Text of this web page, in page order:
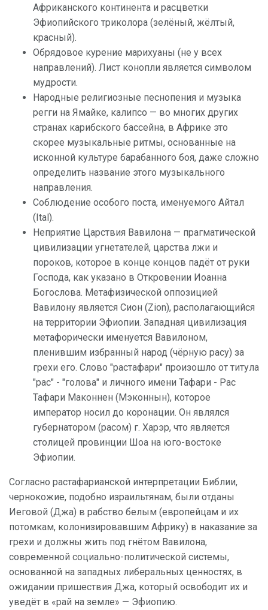
Африканского континента и расцветки
Эфиопийского триколора (зелёный, жёлтый,
красный).
Обрядовое курение марихуаны (не у всех
направлений). Лист конопли является символом
мудрости.
Народные религиозные песнопения и музыка
регги на Ямайке, калипсо — во многих других
странах карибского бассейна, в Африке это
скорее музыкальные ритмы, основанные на
исконной культуре барабанного боя, даже сложно
определить название этого музыкального
направления.
Соблюдение особого поста, именуемого Айтал
(Ital).
Неприятие Царствия Вавилона — прагматической
цивилизации угнетателей, царства лжи и
пороков, которое в конце концов падёт от руки
Господа, как указано в Откровении Иоанна
Богослова. Метафизической оппозицией
Вавилону является Сион (Zion), располагающийся
на территории Эфиопии. Западная цивилизация
метафорически именуется Вавилоном,
пленившим избранный народ (чёрную расу) за
грехи его. Слово "растафари" произошло от титула
"рас" - "голова" и личного имени Тафари - Рас
Тафари Маконнен (Мэконнын), которое
император носил до коронации. Он являлся
губернатором (расом) г. Харэр, что является
столицей провинции Шоа на юго-востоке
Эфиопии.
Согласно растафарианской интерпретации Библии,
чернокожие, подобно израильтянам, были отданы
Иеговой (Джа) в рабство белым (европейцам и их
потомкам, колонизировавшим Африку) в наказание за
грехи и должны жить под гнётом Вавилона,
современной социально-политической системы,
основанной на западных либеральных ценностях, в
ожидании пришествия Джа, который освободит их и
уведёт в «рай на земле» — Эфиопию.